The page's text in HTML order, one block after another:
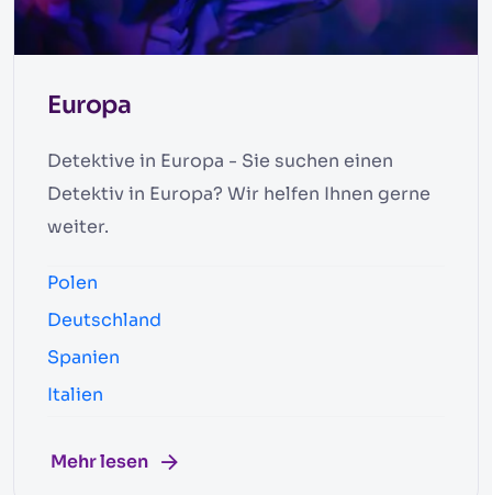
Europa
Detektive in Europa - Sie suchen einen
Detektiv in Europa? Wir helfen Ihnen gerne
weiter.
Polen
Deutschland
Spanien
Italien
Mehr lesen